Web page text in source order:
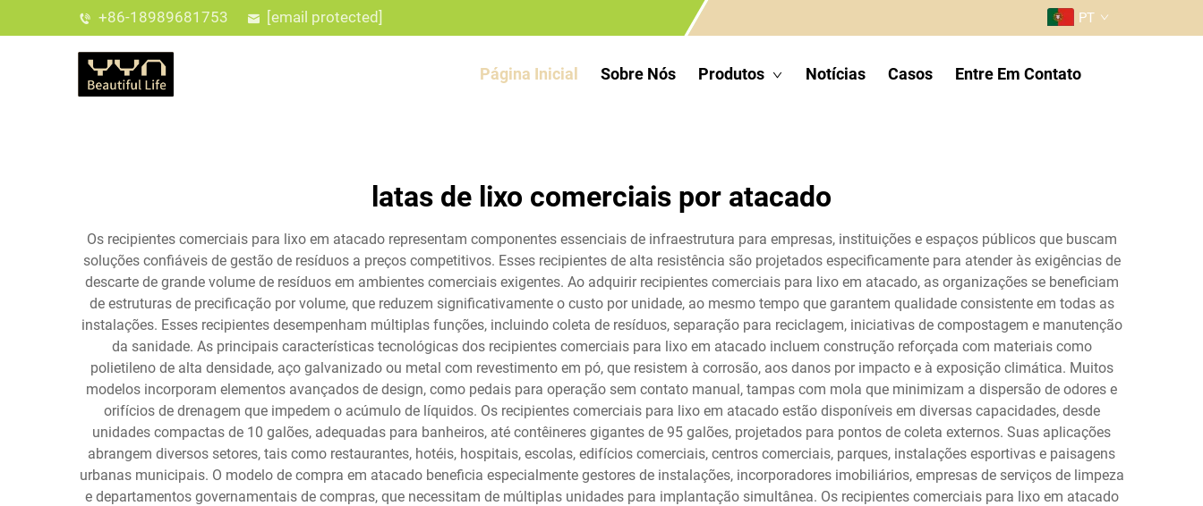
+86-18989681753 [email protected] PT
Página Inicial Sobre Nós Produtos Notícias Casos Entre Em Contato
latas de lixo comerciais por atacado
Os recipientes comerciais para lixo em atacado representam componentes essenciais de infraestrutura para empresas, instituições e espaços públicos que buscam
soluções confiáveis de gestão de resíduos a preços competitivos. Esses recipientes de alta resistência são projetados especificamente para atender às exigências de
descarte de grande volume de resíduos em ambientes comerciais exigentes. Ao adquirir recipientes comerciais para lixo em atacado, as organizações se beneficiam
de estruturas de precificação por volume, que reduzem significativamente o custo por unidade, ao mesmo tempo que garantem qualidade consistente em todas as
instalações. Esses recipientes desempenham múltiplas funções, incluindo coleta de resíduos, separação para reciclagem, iniciativas de compostagem e manutenção
da sanidade. As principais características tecnológicas dos recipientes comerciais para lixo em atacado incluem construção reforçada com materiais como
polietileno de alta densidade, aço galvanizado ou metal com revestimento em pó, que resistem à corrosão, aos danos por impacto e à exposição climática. Muitos
modelos incorporam elementos avançados de design, como pedais para operação sem contato manual, tampas com mola que minimizam a dispersão de odores e
orifícios de drenagem que impedem o acúmulo de líquidos. Os recipientes comerciais para lixo em atacado estão disponíveis em diversas capacidades, desde
unidades compactas de 10 galões, adequadas para banheiros, até contêineres gigantes de 95 galões, projetados para pontos de coleta externos. Suas aplicações
abrangem diversos setores, tais como restaurantes, hotéis, hospitais, escolas, edifícios comerciais, centros comerciais, parques, instalações esportivas e paisagens
urbanas municipais. O modelo de compra em atacado beneficia especialmente gestores de instalações, incorporadores imobiliários, empresas de serviços de limpeza
e departamentos governamentais de compras, que necessitam de múltiplas unidades para implantação simultânea. Os recipientes comerciais para lixo em atacado